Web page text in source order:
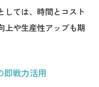
しては、時間とコスト
上や生産性アップも期
即戦力活用